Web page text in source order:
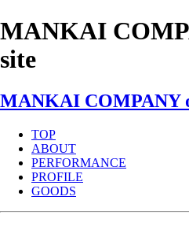
MANKAI
site
MANKAI COMPANY
TOP
ABOUT
PERFORMANCE
PROFILE
GOODS